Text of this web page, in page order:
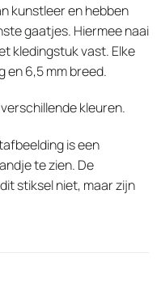
kunstleer en hebben
gaatjes. Hiermee naai
kledingstuk vast. Elke
en 6,5 mm breed.
kleuren.
is een
te zien. De
stiksel niet, maar zijn